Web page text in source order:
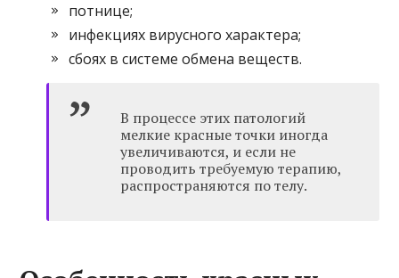
потнице;
инфекциях вирусного характера;
сбоях в системе обмена веществ.
В процессе этих патологий
мелкие красные точки иногда
увеличиваются, и если не
проводить требуемую терапию,
распространяются по телу.